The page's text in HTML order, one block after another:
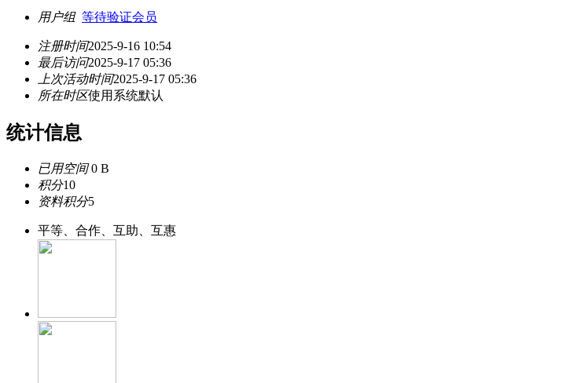
用户组 等待验证会员
注册时间2025-9-16 10:54
最后访问2025-9-17 05:36
上次活动时间2025-9-17 05:36
所在时区使用系统默认
统计信息
已用空间0 B
积分10
资料积分5
平等、合作、互助、互惠